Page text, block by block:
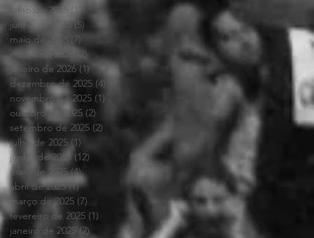
julho de 2026 (1)
1 post
junho de 2026 (5) 5 posts
maio de 2026 (7)
março de 2026
(2)2 posts
janeiro de 2026 (1) 1 post
dezembro de 2025 (4)
novembro de 2025 (1)
outubro de 2025 (2)
setembro de 2025 (2) 2 posts
julho de 2025 (1)
junho de 2025 (12)
maio de 2025 (4)4 posts
abril de 2025 (1)1 post
março de 2025 (7)
fevereiro de 2025 (1)
janeiro de 2025 (2) 2 posts